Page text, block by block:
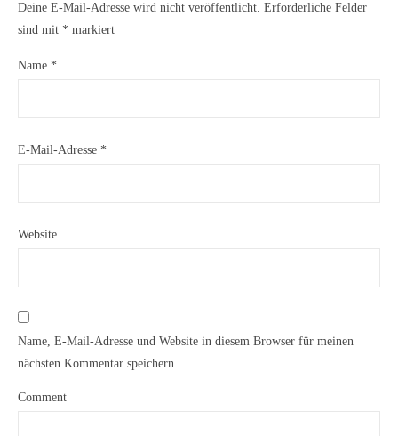
Deine E-Mail-Adresse wird nicht veröffentlicht. Erforderliche Felder
sind mit * markiert
Name *
E-Mail-Adresse *
Website
Name, E-Mail-Adresse und Website in diesem Browser für meinen
nächsten Kommentar speichern.
Comment